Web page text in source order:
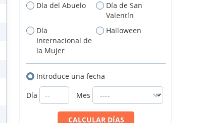
Día del Abuelo
Día de San
Valentín
Día
Internacional de
la Mujer
Halloween
Introduce una fecha
Día
Mes